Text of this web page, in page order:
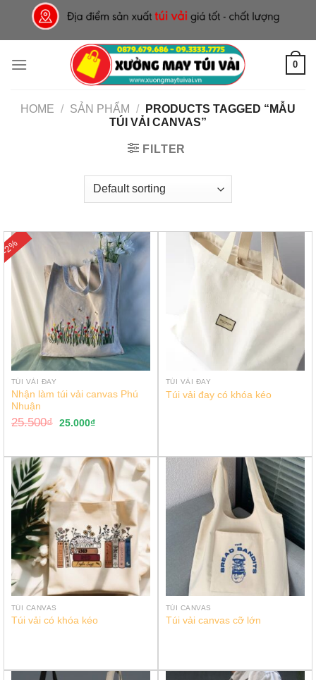
content
0
HOME / SẢN PHẨM /
PRODUCTS TAGGED “MẪU
TÚI VẢI CANVAS”
FILTER
-2%
TÚI VẢI ĐAY
Nhận làm túi vải canvas Phú
Nhuận
25.500₫ 25.000₫
TÚI VẢI ĐAY
Túi vải đay có khóa kéo
TÚI CANVAS
Túi vải có khóa kéo
TÚI CANVAS
Túi vải canvas cỡ lớn